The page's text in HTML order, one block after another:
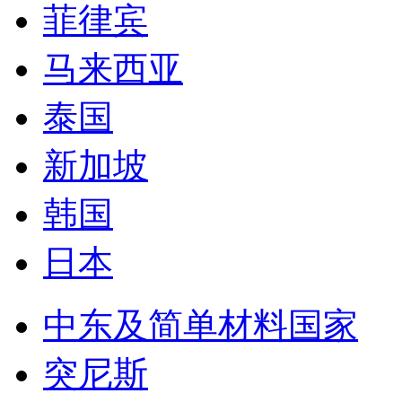
菲律宾
马来西亚
泰国
新加坡
韩国
日本
中东及简单材料国家
突尼斯